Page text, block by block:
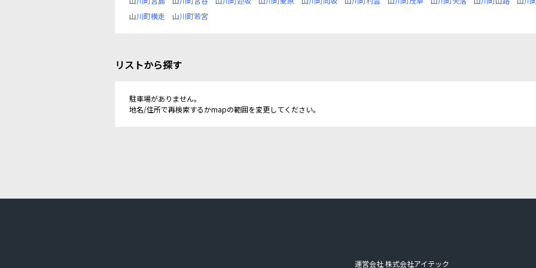
山川町横走
山川町若宮
リストから探す
駐車場がありません。
地名/住所で再検索するかmapの範囲を変更してください。
運営会社 株式会社アイテック